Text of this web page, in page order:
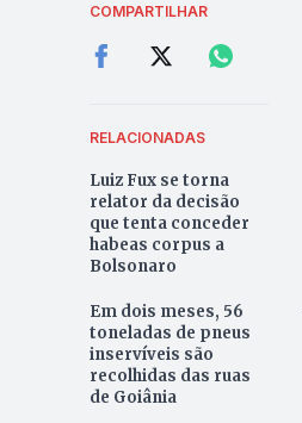
COMPARTILHAR
RELACIONADAS
Luiz Fux se torna
relator da decisão
que tenta conceder
habeas corpus a
Bolsonaro
Em dois meses, 56
toneladas de pneus
inservíveis são
recolhidas das ruas
de Goiânia